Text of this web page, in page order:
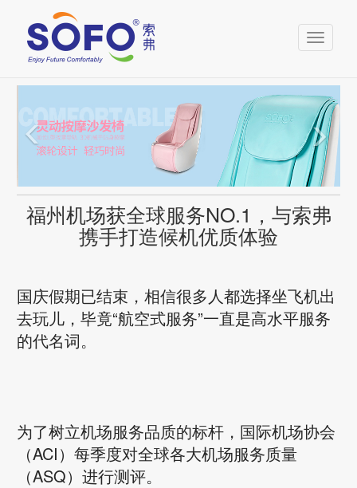
Toggle
福州机场获全球服务NO.1，与索弗
携手打造候机优质体验
国庆假期已结束，相信很多人都选择坐飞机出
去玩儿，毕竟“航空式服务”一直是高水平服务
的代名词。
为了树立机场服务品质的标杆，国际机场协会
（ACI）每季度对全球各大机场服务质量
（ASQ）进行测评。